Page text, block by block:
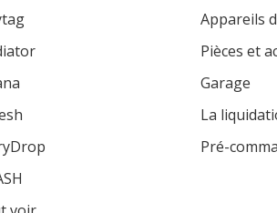
Appareils
Pièces et
Garage
La
Pré-